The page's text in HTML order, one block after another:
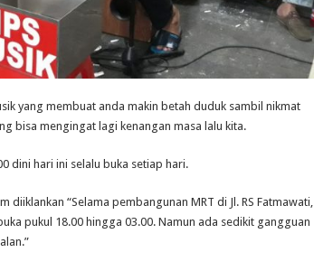
yang membuat anda makin betah duduk sambil nikmat
bisa mengingat lagi kenangan masa lalu kita.
dini hari ini selalu buka setiap hari.
“Selama pembangunan MRT di Jl. RS Fatmawati,
pukul 18.00 hingga 03.00. Namun ada sedikit gangguan